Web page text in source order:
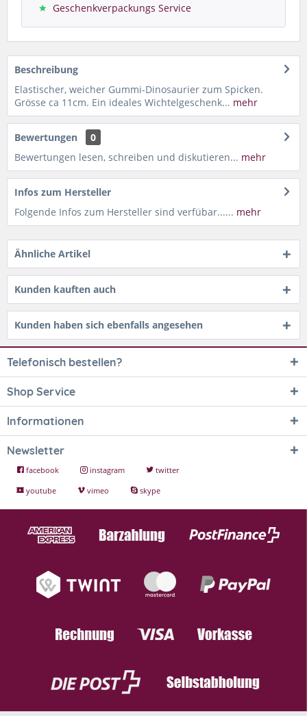
Geschenkverpackungs Service
Beschreibung
Elastischer, weicher Gummi-Dinosaurier zum Spicken.
Grösse ca 11cm. Ein ideales Wichtelgeschenk... mehr
Bewertungen
0
Bewertungen lesen, schreiben und diskutieren... mehr
Infos zum Hersteller
Folgende Infos zum Hersteller sind verfübar...... mehr
Ähnliche Artikel
Kunden kauften auch
Kunden haben sich ebenfalls angesehen
Telefonisch bestellen?
Shop Service
Informationen
Newsletter
facebook instagram
twitter
youtube
vimeo skype